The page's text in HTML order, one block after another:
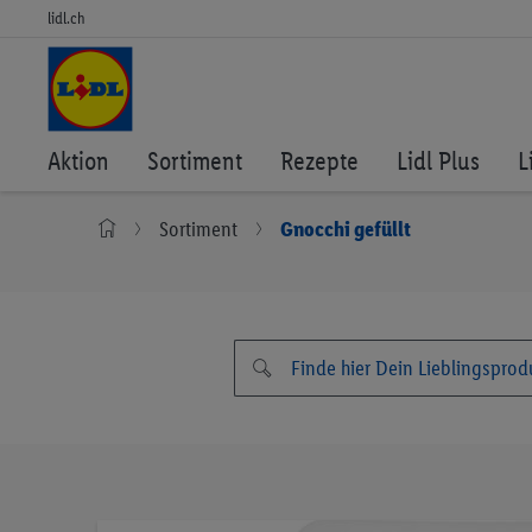
lidl.ch
Aktion Sortiment Rezepte Lidl Plus
Sortiment Gnocchi gefüllt